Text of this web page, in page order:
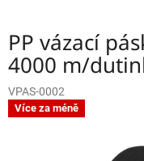
PP vázací
4000 m/
VPAS-0002
Více za méně